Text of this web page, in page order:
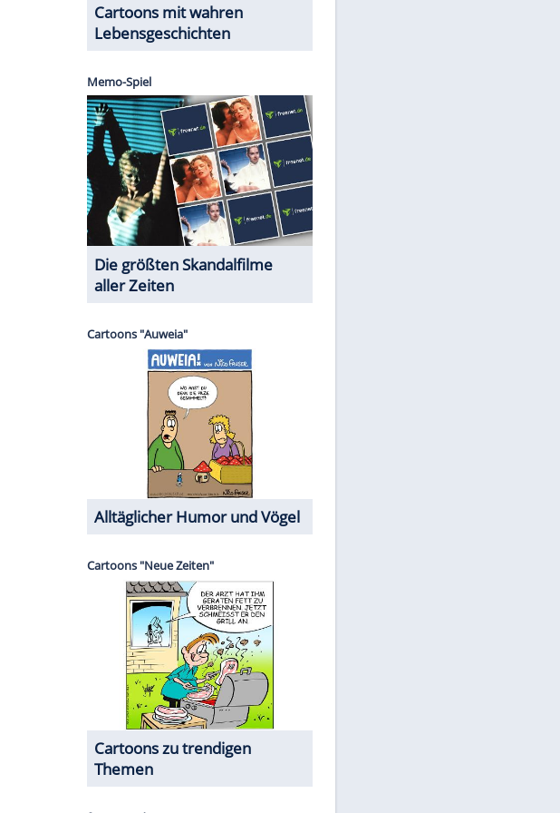
Peinliche Auftritte auf dem
roten Teppich
Cartoons mit wahren
Lebensgeschichten
Memo-Spiel